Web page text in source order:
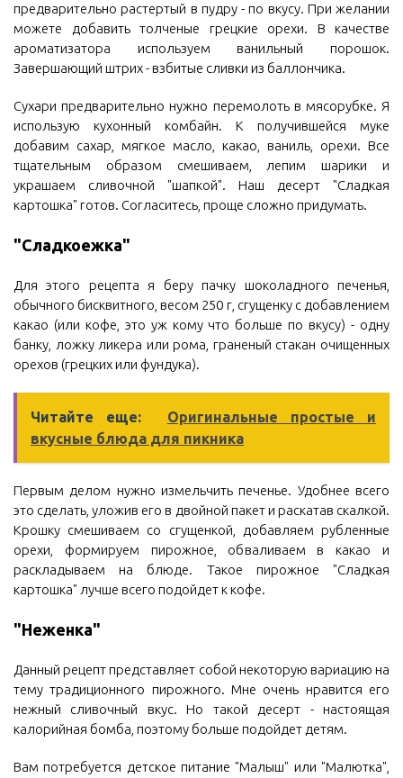
предварительно растертый в пудру - по вкусу. При желании
можете добавить толченые грецкие орехи. В качестве
ароматизатора используем ванильный порошок.
Завершающий штрих - взбитые сливки из баллончика.
Сухари предварительно нужно перемолоть в мясорубке. Я
использую кухонный комбайн. К получившейся муке
добавим сахар, мягкое масло, какао, ваниль, орехи. Все
тщательным образом смешиваем, лепим шарики и
украшаем сливочной "шапкой". Наш десерт "Сладкая
картошка" готов. Согласитесь, проще сложно придумать.
"Сладкоежка"
Для этого рецепта я беру пачку шоколадного печенья,
обычного бисквитного, весом 250 г, сгущенку с добавлением
какао (или кофе, это уж кому что больше по вкусу) - одну
банку, ложку ликера или рома, граненый стакан очищенных
орехов (грецких или фундука).
Читайте еще:
Оригинальные простые и
вкусные блюда для пикника
Первым делом нужно измельчить печенье. Удобнее всего
это сделать, уложив его в двойной пакет и раскатав скалкой.
Крошку смешиваем со сгущенкой, добавляем рубленные
орехи, формируем пирожное, обваливаем в какао и
раскладываем на блюде. Такое пирожное "Сладкая
картошка" лучше всего подойдет к кофе.
"Неженка"
Данный рецепт представляет собой некоторую вариацию на
тему традиционного пирожного. Мне очень нравится его
нежный сливочный вкус. Но такой десерт - настоящая
калорийная бомба, поэтому больше подойдет детям.
Вам потребуется детское питание "Малыш" или "Малютка",